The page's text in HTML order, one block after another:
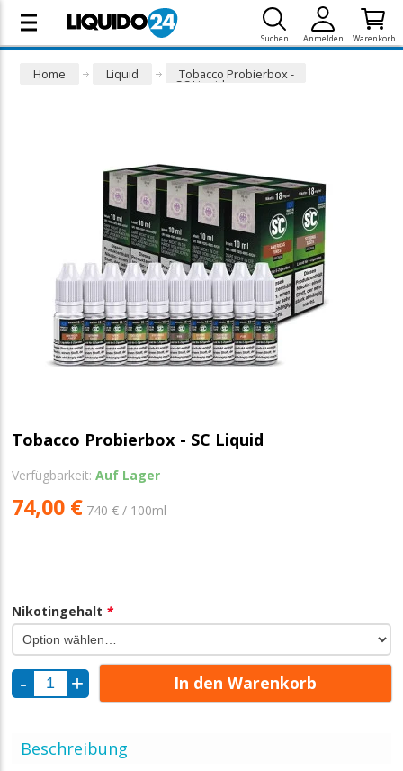
Suchen Anmelden Warenkorb
Home Liquid Tobacco Probierbox -
SC Liquid
Tobacco Probierbox - SC Liquid
Verfügbarkeit:Auf Lager
74,00 € 740 € / 100ml
*
Nikotingehalt
In den Warenkorb
Beschreibung